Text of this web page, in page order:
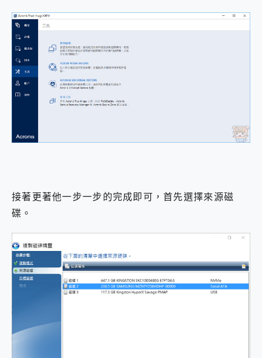
接著更著他一步一步的完成即可，首先選擇來源磁
碟。